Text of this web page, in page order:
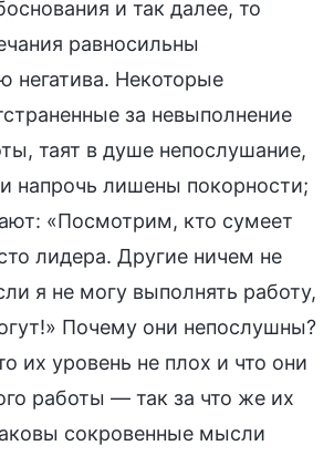
и так далее, то
равносильны
негатива. Некоторые
за невыполнение
таят в душе непослушание,
напрочь лишены покорности;
«Посмотрим, кто сумеет
лидера. Другие ничем не
я не могу выполнять работу,
Почему они непослушны?
их уровень не плох и что они
работы — так за что же их
сокровенные мысли